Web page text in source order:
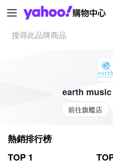
earth
前往旗艦店
熱銷排行榜
TOP 1